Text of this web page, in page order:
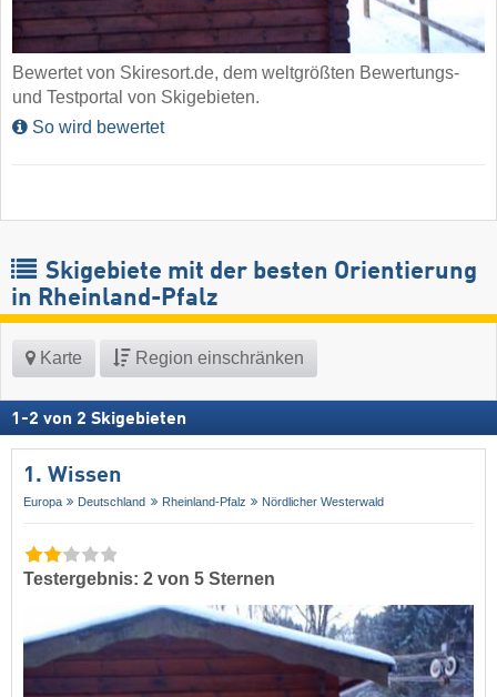
Bewertet von Skiresort.de, dem weltgrößten Bewertungs-
und Testportal von Skigebieten.
So wird bewertet
Skigebiete mit der besten Orientierung
in Rheinland-Pfalz
Karte Region einschränken
1 -2 von 2 Skigebieten
1. Wissen
Europa Deutschland Rheinland-Pfalz Nördlicher Westerwald
Testergebnis: 2 von 5 Sternen